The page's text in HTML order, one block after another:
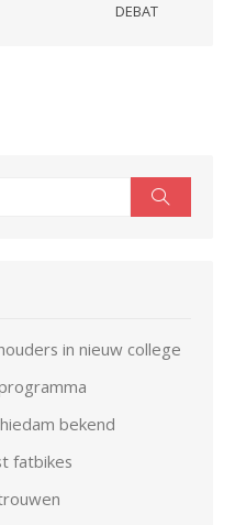
DEBAT
in nieuw college
bekend
fatbikes